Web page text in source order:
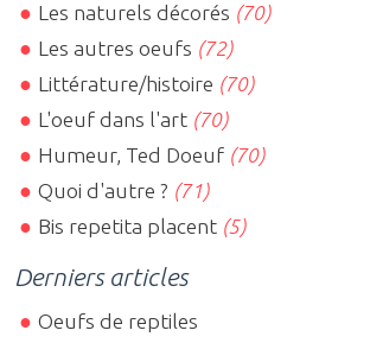
Les naturels décorés (70)
Les autres oeufs (72)
Littérature/histoire (70)
L'oeuf dans l'art (70)
Humeur, Ted Doeuf (70)
Quoi d'autre ? (71)
Bis repetita placent (5)
Derniers articles
Oeufs de reptiles